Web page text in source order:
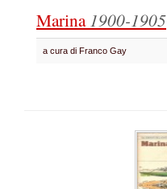
Marina1900-1905
a cura di Franco Gay